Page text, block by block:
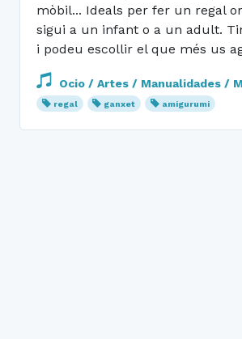
mòbil... Ideals per fer un regal
sigui a un infant o a un adult.
i podeu escollir el que més us
Ocio / Artes / Manualidades /
regal ganxet amigurumi